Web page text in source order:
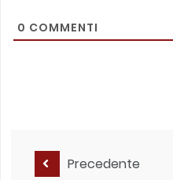
0 COMMENTI
Precedente